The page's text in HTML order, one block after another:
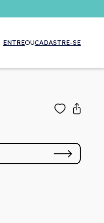
ENTREOUCADASTRE-SE